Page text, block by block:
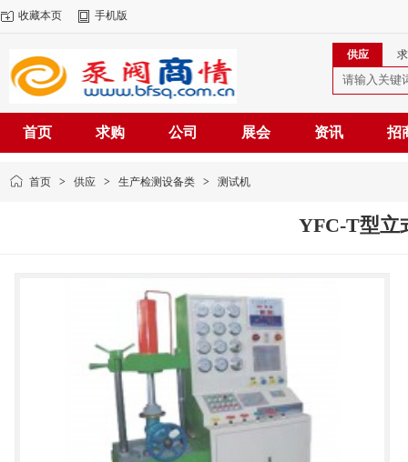
收藏本页 手机版
供应
首页 求购 公司 展会 资讯 招
首页 > 供应 > 生产检测设备类 > 测试机
YFC-T型立